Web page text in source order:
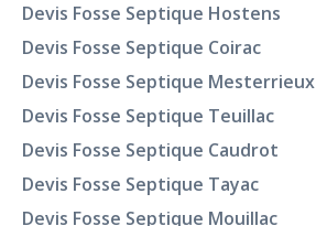
Devis Fosse Septique Hostens
Devis Fosse Septique Coirac
Devis Fosse Septique Mesterrieux
Devis Fosse Septique Teuillac
Devis Fosse Septique Caudrot
Devis Fosse Septique Tayac
Devis Fosse Septique Mouillac